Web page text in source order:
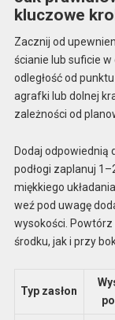
kluczowe
Zacznij od
ścianie lub suficie
odległość od
agrafki lub dolnej
zależności od
Dodaj odpowiednią
podłogi zaplanuj
miękkiego
weź pod uwagę
wysokości.
środku, jak i przy
Typ zasłon